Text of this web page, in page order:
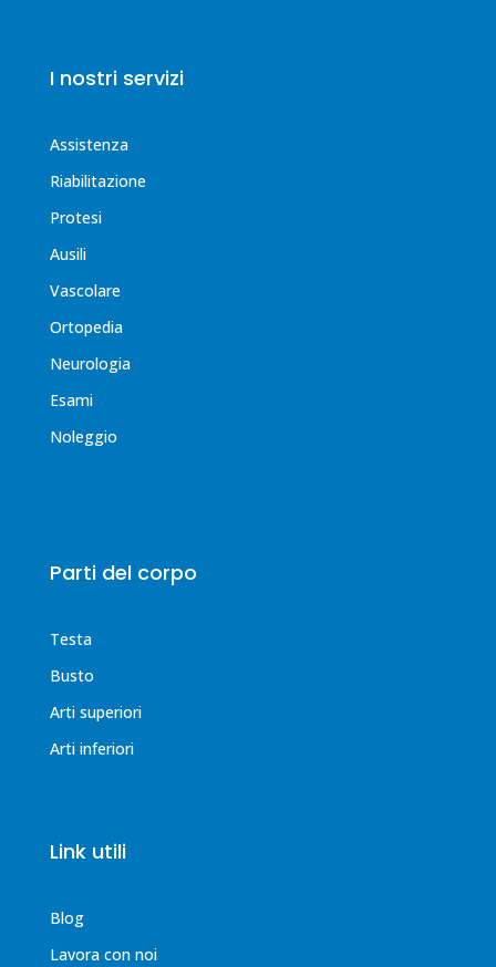
I nostri servizi
Assistenza
Riabilitazione
Protesi
Ausili
Vascolare
Ortopedia
Neurologia
Esami
Noleggio
Parti del corpo
Testa
Busto
Arti superiori
Arti inferiori
Link utili
Blog
Lavora con noi